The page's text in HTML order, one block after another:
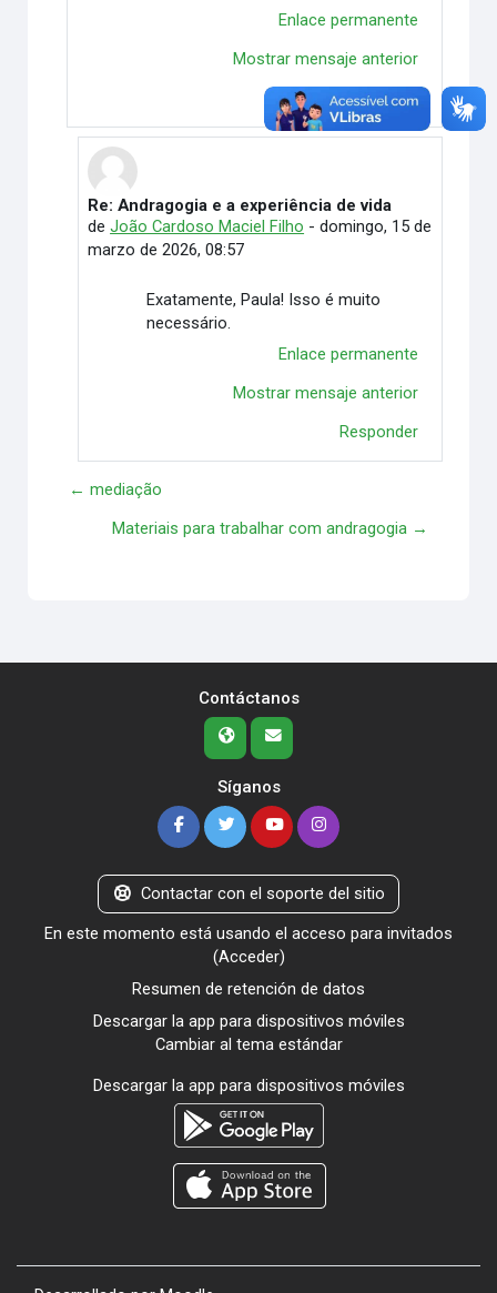
Enlace permanente
Mostrar mensaje anterior
Responder
En respuesta a Paula Maria de Oliveira Fiorati
Re: Andragogia e a experiência de vida
deJoão Cardoso Maciel Filho -domingo, 15 de
marzo de 2026, 08:57
Exatamente, Paula! Isso é muito
necessário.
Enlace permanente
Mostrar mensaje anterior
Responder
← mediação
Materiais para trabalhar com andragogia →
Contáctanos
Síganos
Contactar con el soporte del sitio
En este momento está usando el acceso para invitados
(Acceder)
Resumen de retención de datos
Descargar la app para dispositivos móviles
Cambiar al tema estándar
Descargar la app para dispositivos móviles